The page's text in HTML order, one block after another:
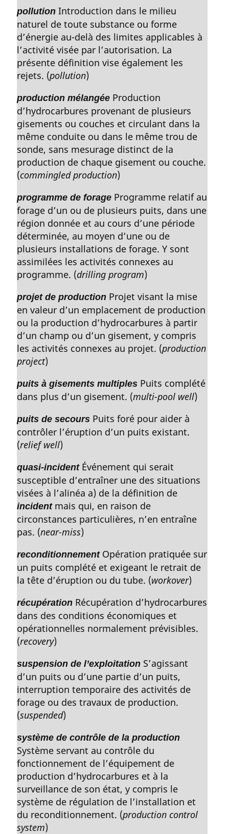
pollution Introduction dans le milieu
naturel de toute substance ou forme
d’énergie au-delà des limites applicables à
l’activité visée par l’autorisation. La
présente définition vise également les
rejets. (pollution)
production mélangée Production
d’hydrocarbures provenant de plusieurs
gisements ou couches et circulant dans la
même conduite ou dans le même trou de
sonde, sans mesurage distinct de la
production de chaque gisement ou couche.
(commingled production)
programme de forage Programme relatif au
forage d’un ou de plusieurs puits, dans une
région donnée et au cours d’une période
déterminée, au moyen d’une ou de
plusieurs installations de forage. Y sont
assimilées les activités connexes au
programme. (drilling program)
projet de production Projet visant la mise
en valeur d’un emplacement de production
ou la production d’hydrocarbures à partir
d’un champ ou d’un gisement, y compris
les activités connexes au projet. (production
project)
puits à gisements multiples Puits complété
dans plus d’un gisement. (multi-pool well)
puits de secours Puits foré pour aider à
contrôler l’éruption d’un puits existant.
(relief well)
quasi-incidentÉvénement qui serait
susceptible d’entraîner une des situations
visées à l’alinéa a) de la définition de
incidentmais qui, en raison de
circonstances particulières, n’en entraîne
pas. (near-miss)
reconditionnementOpération pratiquée sur
un puits complété et exigeant le retrait de
la tête d’éruption ou du tube. (workover)
récupération Récupération d’hydrocarbures
dans des conditions économiques et
opérationnelles normalement prévisibles.
(recovery)
suspension de l’exploitation S’agissant
d’un puits ou d’une partie d’un puits,
interruption temporaire des activités de
forage ou des travaux de production.
(suspended)
système de contrôle de la production
Système servant au contrôle du
fonctionnement de l’équipement de
production d’hydrocarbures et à la
surveillance de son état, y compris le
système de régulation de l’installation et
du reconditionnement. (production control
system)